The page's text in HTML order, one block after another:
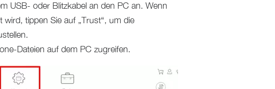
USB- oder Blitzkabel an den PC an. Wenn
tippen Sie auf „Trust“, um die
Dateien auf dem PC zugreifen.